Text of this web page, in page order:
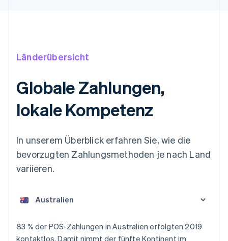
Länderübersicht
Globale Zahlungen,
lokale Kompetenz
In unserem Überblick erfahren Sie, wie die
bevorzugten Zahlungsmethoden je nach Land
variieren.
83 % der POS-Zahlungen in Australien erfolgten 2019
kontaktlos. Damit nimmt der fünfte Kontinent im
Australien
English